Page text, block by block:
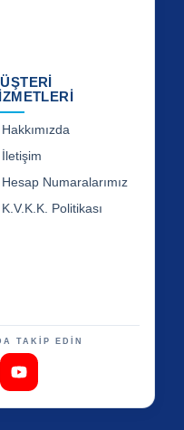
Hakkımızda
İletişim
Hesap Numaralarımız
K.V.K.K. Politikası
TAKİP EDİN